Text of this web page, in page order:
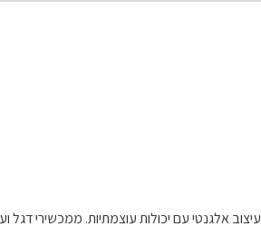
אלגנטי עם יכולות עוצמתיות. ממכשירי דגל